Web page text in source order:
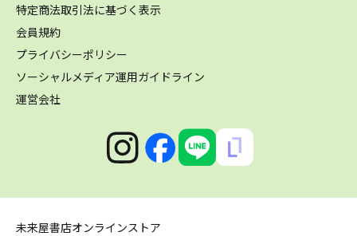
特定商法取引法に基づく表示
会員規約
プライバシーポリシー
ソーシャルメディア運用ガイドライン
運営会社
未来屋書店オンラインストア